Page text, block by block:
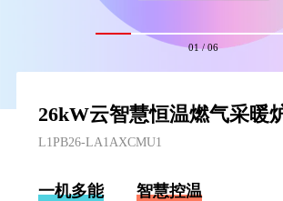
01/06
26kW云智慧恒温燃气采暖
L1PB26-LA1AXCMU1
一机多能 智慧控温